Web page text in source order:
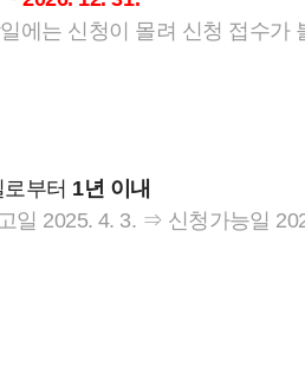
에는 신청이 몰려 신청 접수가
부터 1년 이내
일 2025. 4. 3. ⇒ 신청가능일